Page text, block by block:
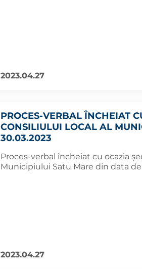
2023.04.27
PROCES-VERBAL ÎNCHEIAT
CONSILIULUI LOCAL AL
30.03.2023
Proces-verbal încheiat cu ocazia
Municipiului Satu Mare din data de
2023.04.27